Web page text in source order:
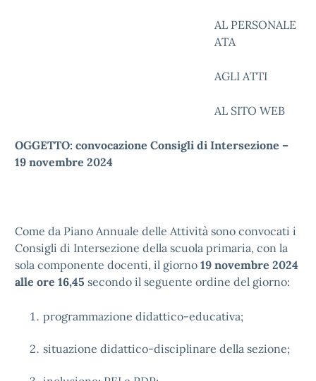
AL PERSONALE
ATA
AGLI ATTI
AL SITO WEB
OGGETTO: convocazione Consigli di Intersezione –
19 novembre 2024
Come da Piano Annuale delle Attività sono convocati i
Consigli di Intersezione della scuola primaria, con la
sola componente docenti, il giorno 19 novembre 2024
alle ore 16,45 secondo il seguente ordine del giorno:
programmazione didattico-educativa;
situazione didattico-disciplinare della sezione;